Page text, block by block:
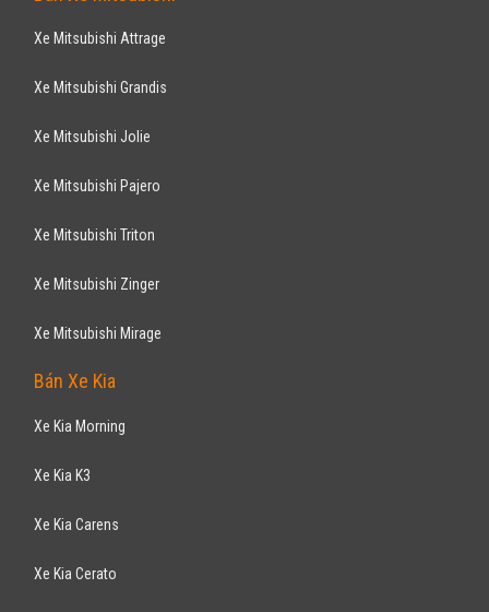
Xe Mitsubishi Attrage
Xe Mitsubishi Grandis
Xe Mitsubishi Jolie
Xe Mitsubishi Pajero
Xe Mitsubishi Triton
Xe Mitsubishi Zinger
Xe Mitsubishi Mirage
Bán Xe Kia
Xe Kia Morning
Xe Kia K3
Xe Kia Carens
Xe Kia Cerato